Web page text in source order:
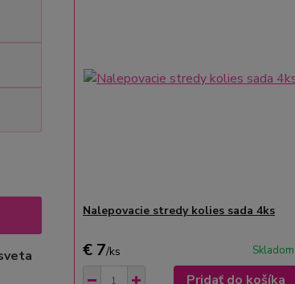
Nalepovacie stredy kolies sada 4ks
€ 7/ks Skladom
Pridať do košíka